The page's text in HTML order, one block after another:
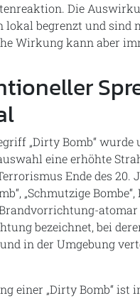
Die
lokal begrenzt und sind
Wirkung kann aber
„Dirty Bomb“
eine erhöhte
Ende des
„Schmutzige
bezeichnet, bei
in der Umgebung
einer „Dirty Bomb“